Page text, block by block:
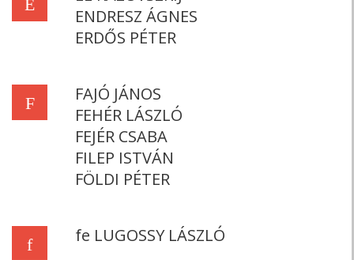
E
ENDRESZ ÁGNES
ERDŐS PÉTER
F
FAJÓ JÁNOS
FEHÉR LÁSZLÓ
FEJÉR CSABA
FILEP ISTVÁN
FÖLDI PÉTER
f fe LUGOSSY LÁSZLÓ